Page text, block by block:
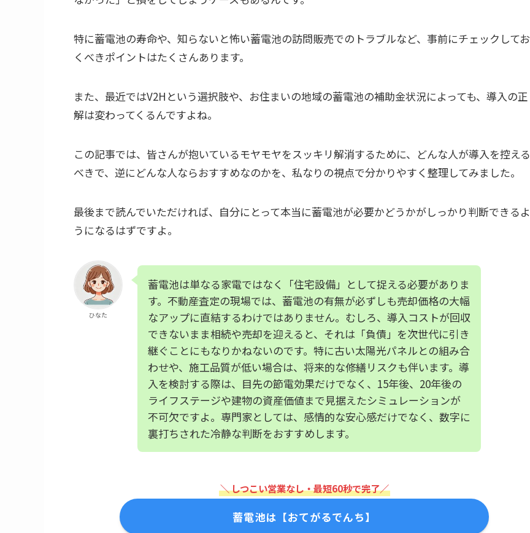
特に蓄電池の寿命や、知らないと怖い蓄電池の訪問販売でのトラブルなど、事前にチェックしてお
くべきポイントはたくさんあります。
また、最近ではV2Hという選択肢や、お住まいの地域の蓄電池の補助金状況によっても、導入の正
解は変わってくるんですよね。
この記事では、皆さんが抱いているモヤモヤをスッキリ解消するために、どんな人が導入を控える
べきで、逆にどんな人ならおすすめなのかを、私なりの視点で分かりやすく整理してみました。
最後まで読んでいただければ、自分にとって本当に蓄電池が必要かどうかがしっかり判断できるよ
うになるはずですよ。
ひなた
蓄電池は単なる家電ではなく「住宅設備」として捉える必要がありま
す。不動産査定の現場では、蓄電池の有無が必ずしも売却価格の大幅
なアップに直結するわけではありません。むしろ、導入コストが回収
できないまま相続や売却を迎えると、それは「負債」を次世代に引き
継ぐことにもなりかねないのです。特に古い太陽光パネルとの組み合
わせや、施工品質が低い場合は、将来的な修繕リスクも伴います。導
入を検討する際は、目先の節電効果だけでなく、15年後、20年後の
ライフステージや建物の資産価値まで見据えたシミュレーションが
不可欠ですよ。専門家としては、感情的な安心感だけでなく、数字に
裏打ちされた冷静な判断をおすすめします。
＼ しつこい営業なし・最短60秒で完了／
蓄電池は【おてがるでんち】